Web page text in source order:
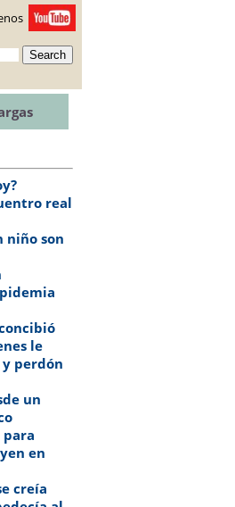
Search
real
niño son
le
perdón
un
para
en
creía